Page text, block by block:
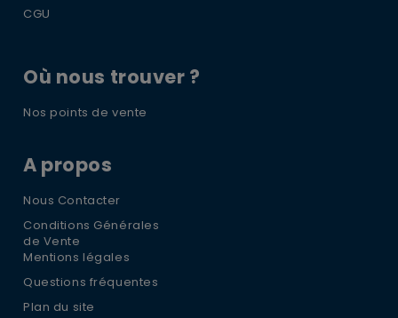
CGU
Où nous trouver ?
Nos points de vente
A propos
Nous Contacter
Conditions Générales
de Vente
Mentions légales
Questions fréquentes
Plan du site